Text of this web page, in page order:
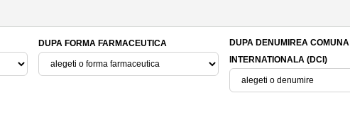
DUPA FORMA FARMACEUTICA
DUPA DENUMIREA COMUNA
INTERNATIONALA (DCI)